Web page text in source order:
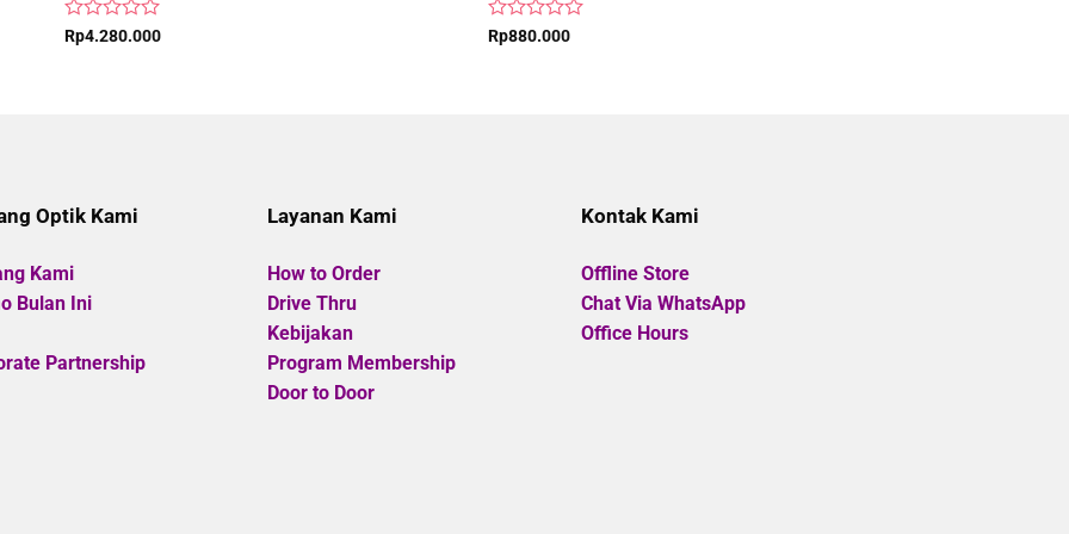
Rated
Rp4.280.000
Rated
Rp880.000
Optik Kami
Kami
Bulan Ini
Partnership
Layanan Kami
How to Order
Drive Thru
Kebijakan
Program Membership
Door to Door
Kontak Kami
Offline Store
Chat Via WhatsApp
Office Hours